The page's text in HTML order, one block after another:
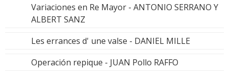
Variaciones en Re Mayor - ANTONIO SERRANO Y
ALBERT SANZ
Les errances d' une valse - DANIEL MILLE
Operación repique - JUAN Pollo RAFFO